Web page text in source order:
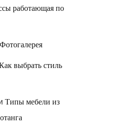
работающая по
Фотогалерея
выбрать стиль
Типы мебели из